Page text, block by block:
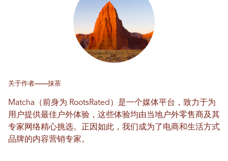
关于作者——抹茶
Matcha（前身为 RootsRated）是一个媒体平台，致力于为
用户提供最佳户外体验，这些体验均由当地户外零售商及其
专家网络精心挑选。正因如此，我们成为了电商和生活方式
品牌的内容营销专家。